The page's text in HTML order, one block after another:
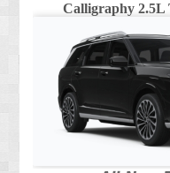
Calligraphy